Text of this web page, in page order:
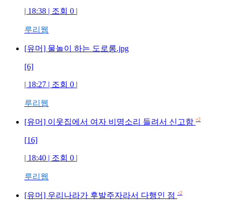
| 18:38 | 조회 0 |
루리웹
[유머] 물놀이 하는 도로롱.jpg
[6]
| 18:27 | 조회 0 |
루리웹
[유머] 이웃집에서 여자 비명소리 들려서 신고함 +2
[16]
| 18:40 | 조회 0 |
루리웹
[유머] 우리나라가 후발주자라서 다행인 점 +2